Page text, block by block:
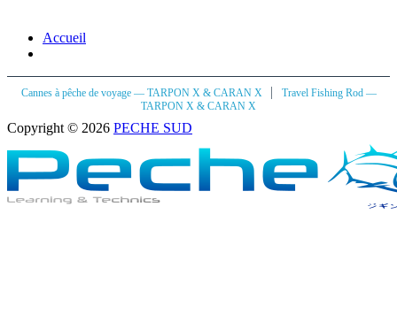
Accueil
Cannes à pêche de voyage — TARPON X & CARAN X |
Travel Fishing Rod —
TARPON X & CARAN X
Copyright © 2026 PECHE SUD